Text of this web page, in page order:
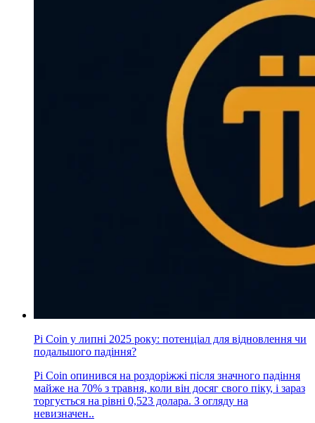
Pi Coin у липні 2025 року: потенціал для відновлення чи
подальшого падіння?
Pi Coin опинився на роздоріжжі після значного падіння
майже на 70% з травня, коли він досяг свого піку, і зараз
торгується на рівні 0,523 долара. З огляду на
невизначен..